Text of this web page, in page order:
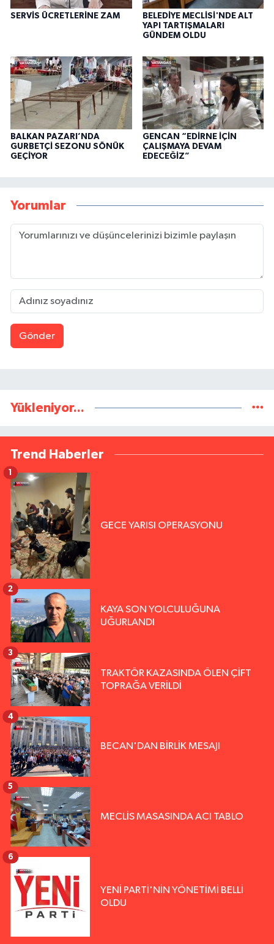
SERVİS ÜCRETLERİNE ZAM
BELEDİYE MECLİSİ'NDE ALT
YAPI TARTIŞMALARI
GÜNDEM OLDU
BALKAN PAZARI’NDA
GURBETÇİ SEZONU SÖNÜK
GEÇİYOR
GENCAN “EDİRNE İÇİN
ÇALIŞMAYA DEVAM
EDECEĞİZ”
Yorumlar
Gönder
Yükleniyor...
Trend Haberler
GECE YARISI OPERASYONU
1
KAYA SON YOLCULUĞUNA
UĞURLANDI
2
TRAKTÖR KAZASINDA ÖLEN ÇİFT
TOPRAĞA VERİLDİ
3
BECAN'DAN BİRLİK MESAJI
4
MECLİS MASASINDA ACI TABLO
5
YENİ PARTİ'NİN YÖNETİMİ BELLİ
OLDU
6